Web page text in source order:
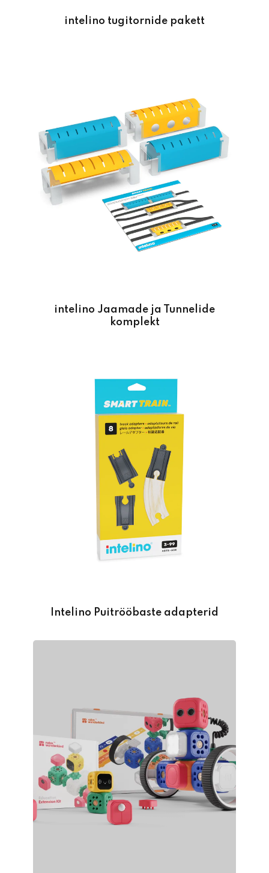
intelino tugitornide pakett
intelino Jaamade ja Tunnelide
komplekt
Intelino Puitrööbaste adapterid